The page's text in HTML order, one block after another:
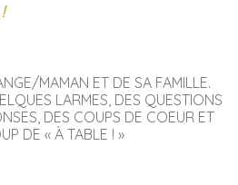
!
MAMAN ET DE SA FAMILLE.
LARMES, DES QUESTIONS
DES COUPS DE COEUR ET
DE « À TABLE ! »